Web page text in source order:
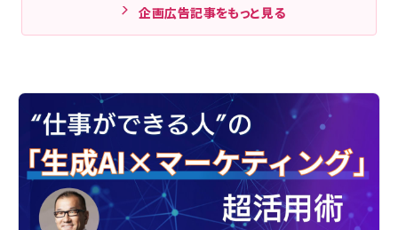
企画広告記事をもっと見る